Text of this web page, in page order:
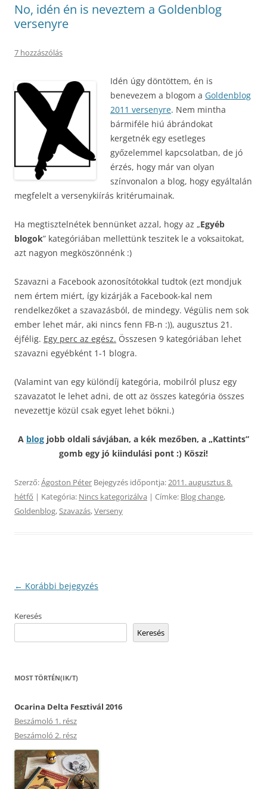
No, idén én is neveztem a Goldenblog
versenyre
7 hozzászólás
Idén úgy döntöttem, én is
benevezem a blogom a Goldenblog
2011 versenyre. Nem mintha
bármiféle hiú ábrándokat
kergetnék egy esetleges
győzelemmel kapcsolatban, de jó
érzés, hogy már van olyan
színvonalon a blog, hogy egyáltalán
megfelelt a versenykiírás kritérumainak.
Ha megtisztelnétek bennünket azzal, hogy az „Egyéb
blogok” kategóriában mellettünk teszitek le a voksaitokat,
azt nagyon megköszönnénk :)
Szavazni a Facebook azonosítótokkal tudtok (ezt mondjuk
nem értem miért, így kizárják a Facebook-kal nem
rendelkezőket a szavazásból, de mindegy. Végülis nem sok
ember lehet már, aki nincs fenn FB-n :)), augusztus 21.
éjfélig. Egy perc az egész. Összesen 9 kategóriában lehet
szavazni egyébként 1-1 blogra.
(Valamint van egy különdíj kategória, mobilról plusz egy
szavazatot le lehet adni, de ott az összes kategória összes
nevezettje közül csak egyet lehet bökni.)
A blog jobb oldali sávjában, a kék mezőben, a „Kattints”
gomb egy jó kiindulási pont :) Köszi!
Szerző:Ágoston Péter Bejegyzés időpontja:2011. augusztus 8.
hétfő | Kategória: Nincs kategorizálva | Címke: Blog change,
Goldenblog,Szavazás,Verseny
Bejegyzés
← Korábbi bejegyzés
Keresés
Keresés
MOST TÖRTÉN(IK/T)
Ocarina Delta Fesztivál 2016
Beszámoló 1. rész
Beszámoló 2. rész